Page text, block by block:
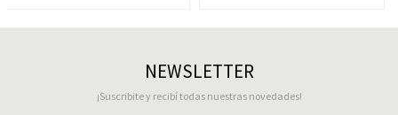
NEWSLETTER
¡Suscribite y recibí todas nuestras novedades!